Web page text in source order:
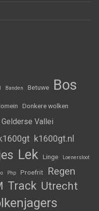
Banden Betuwe Bos
Donkere wolken
Gelderse Vallei
k1600gt.nl
Lek Linge Loenersloot
Php Proefrit Regen
Track Utrecht